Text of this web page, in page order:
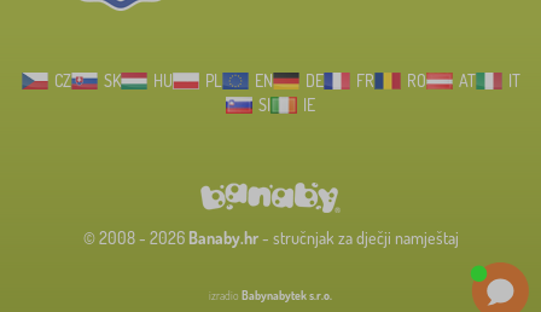
CZ SK HU PL EN DE FR RO AT
IT
SI
IE
© 2008 - 2026 Banaby.hr- stručnjak za dječji namještaj
izradio Babynabytek s.r.o.